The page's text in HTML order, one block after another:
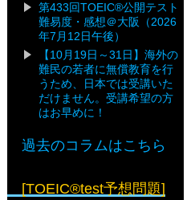
第433回TOEIC®公開テスト
難易度・感想＠大阪（2026
年7月12日午後）
【10月19日～31日】海外の
難民の若者に無償教育を行
うため、日本では受講いた
だけません。受講希望の方
はお早めに！
過去のコラムはこちら
[TOEIC®test予想問題]